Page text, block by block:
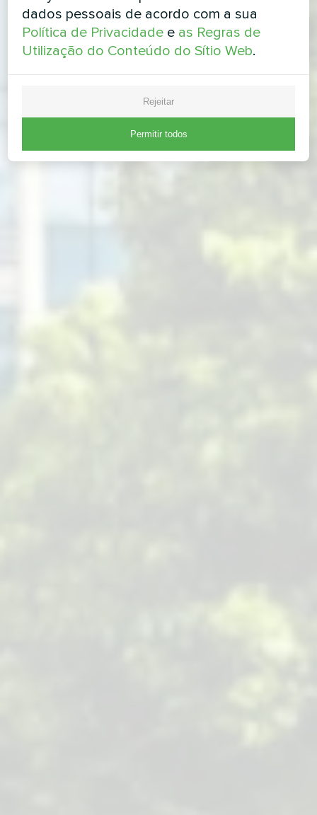
dados pessoais de acordo com a sua
Política de Privacidade e as Regras de
Utilização do Conteúdo do Sítio Web.
Rejeitar
Permitir todos